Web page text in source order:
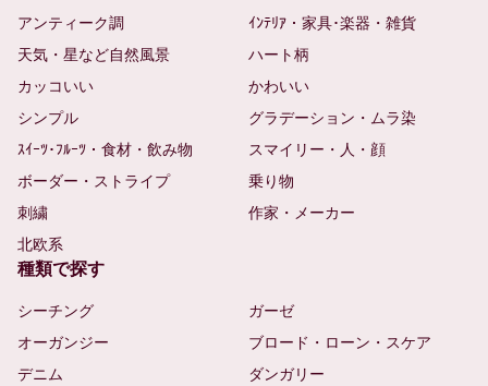
アンティーク調
ｲﾝﾃﾘｱ・家具･楽器・雑貨
天気・星など自然風景
ハート柄
カッコいい
かわいい
シンプル
グラデーション・ムラ染
ｽｲｰﾂ･ﾌﾙｰﾂ・食材・飲み物
スマイリー・人・顔
ボーダー・ストライプ
乗り物
刺繍
作家・メーカー
北欧系
種類で探す
シーチング
ガーゼ
オーガンジー
ブロード・ローン・スケア
デニム
ダンガリー